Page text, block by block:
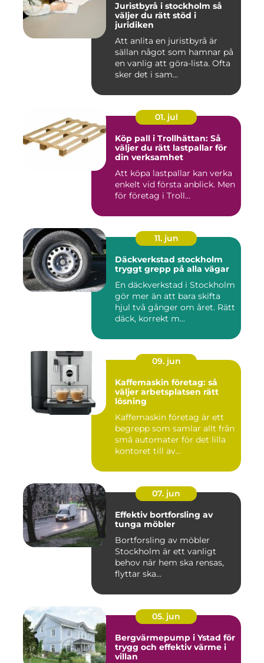
Juristbyrå i stockholm så
väljer du rätt stöd i
juridiken
Att anlita en juristbyrå är
sällan något som hamnar på
en vanlig att göra-lista. Ofta
sker det i sam...
01. jul
Köp pall i Trollhättan: Så
väljer du rätt lastpallar för
din verksamhet
Att köpa lastpallar kan verka
enkelt vid första anblick. Men
för företag i Troll...
11. jun
Däckverkstad stockholm
tryggt grepp på alla vägar
En däckverkstad i Stockholm
gör mer än att bara skifta
hjul två gånger om året. Rätt
däck, korrekt m...
09. jun
Kaffemaskin företag: så
väljer arbetsplatsen rätt
lösning
Kaffemaskin företag är ett
begrepp som samlar allt från
små automater för det lilla
kontoret till av...
07. jun
Effektiv bortforsling av
tunga möbler
Bortforsling av möbler
Stockholm är ett vanligt
behov när hem ska rensas,
flyttar ska...
05. jun
Bergvärmepump i Ystad för
trygg och effektiv värme i
villan